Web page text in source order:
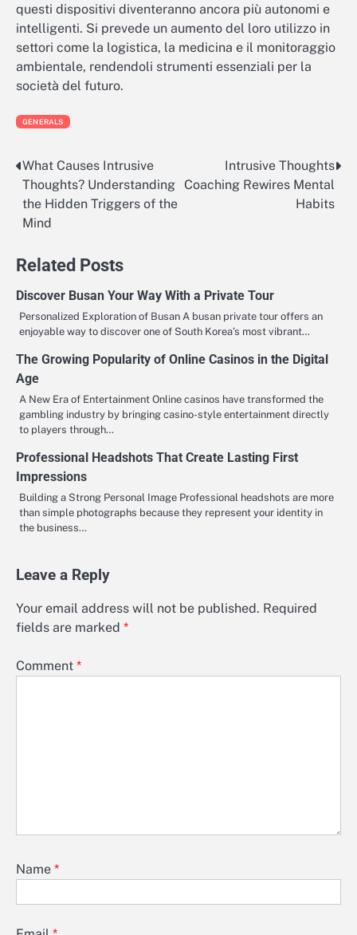
questi dispositivi diventeranno ancora più autonomi e
intelligenti. Si prevede un aumento del loro utilizzo in
settori come la logistica, la medicina e il monitoraggio
ambientale, rendendoli strumenti essenziali per la
società del futuro.
GENERALS
Post
navigation
What Causes Intrusive
Thoughts? Understanding
the Hidden Triggers of the
Mind
Intrusive Thoughts
Coaching Rewires Mental
Habits
Related Posts
Discover Busan Your Way With a Private Tour
Personalized Exploration of Busan A busan private tour offers an
enjoyable way to discover one of South Korea’s most vibrant…
The Growing Popularity of Online Casinos in the Digital
Age
A New Era of Entertainment Online casinos have transformed the
gambling industry by bringing casino-style entertainment directly
to players through…
Professional Headshots That Create Lasting First
Impressions
Building a Strong Personal Image Professional headshots are more
than simple photographs because they represent your identity in
the business…
Leave a Reply
Your email address will not be published. Required
fields are marked *
Comment *
Name *